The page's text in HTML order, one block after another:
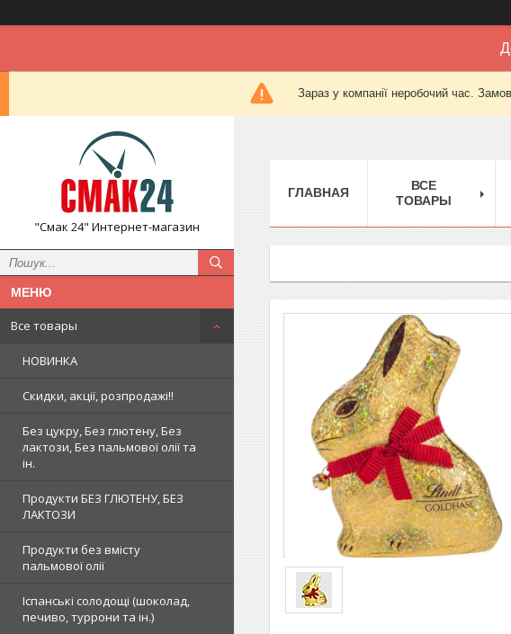
Зараз у компанії неробочий час.
"Смак 24" Интернет-магазин
Все товары
НОВИНКА
Скидки, акції, розпродажі!!
Без цукру, Без глютену, Без
лактози, Без пальмової олії та
ін.
Продукти БЕЗ ГЛЮТЕНУ, БЕЗ
ЛАКТОЗИ
Продукти без вмісту
пальмової олії
Іспанські солодощі (шоколад,
печиво, туррони та ін.)
ГЛАВНАЯ
ВСЕ
ТОВАРЫ